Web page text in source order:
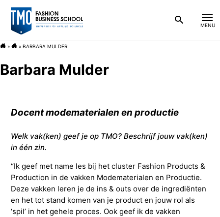
FAQ
Contact
Mijn TMO
Bachelor
Persoonlijk en betrokken
Studieopbouw Bachelor
Vakken
Onze docenten
Praktische informatie
Inschrijven
Instromen in februari
TMO voor ouders
TMO development center
TextileLAB
RetailLAB
Over de opleiding
Persoonlijk en betrokken
Studieopbouw Associate degree
Vakken
Praktische informatie
Inschrijven
Kosten
Na de studie
Beroepen
Waar werken onze alumni
Carrièrekansen
Over TMO
Ambitie 2025
Informatie voor studiekeuzeadviseurs
Nieuws
Blog
» » BARBARA MULDER
Barbara Mulder
Docent modematerialen en productie
Welk vak(ken) geef je op TMO? Beschrijf jouw vak(ken)
in één zin.
“Ik geef met name les bij het cluster Fashion Products &
Production in de vakken Modematerialen en Productie.
Deze vakken leren je de ins & outs over de ingrediënten
en het tot stand komen van je product en jouw rol als
‘spil’ in het gehele proces. Ook geef ik de vakken